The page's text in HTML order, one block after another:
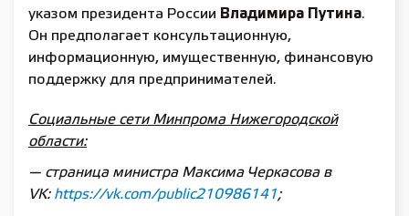
указом президента России Владимира Путина.
Он предполагает консультационную,
информационную, имущественную, финансовую
поддержку для предпринимателей.
Социальные сети Минпрома Нижегородской
области:
— страница министра Максима Черкасова в
VK: https://vk.com/public210986141;